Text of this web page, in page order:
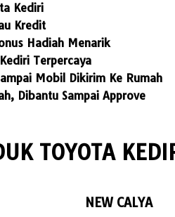
Kediri
Kredit
Hadiah Menarik
Terpercaya
Mobil Dikirim Ke Rumah
Dibantu Sampai Approve
TOYOTA
NEW CALYA